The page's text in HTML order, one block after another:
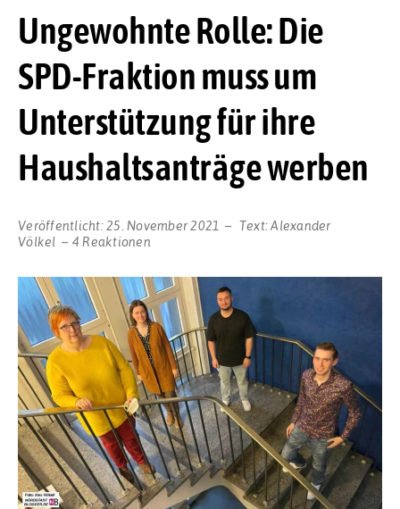
Ungewohnte Rolle: Die
SPD-Fraktion muss um
Unterstützung für ihre
Haushaltsanträge werben
Veröffentlicht:25. November 2021 Text:Alexander
Völkel
4 Reaktionen